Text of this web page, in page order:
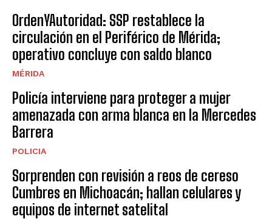
OrdenYAutoridad: SSP restablece la
circulación en el Periférico de Mérida;
operativo concluye con saldo blanco
MÉRIDA
Policía interviene para proteger a mujer
amenazada con arma blanca en la Mercedes
Barrera
POLICIA
Sorprenden con revisión a reos de cereso
Cumbres en Michoacán; hallan celulares y
equipos de internet satelital